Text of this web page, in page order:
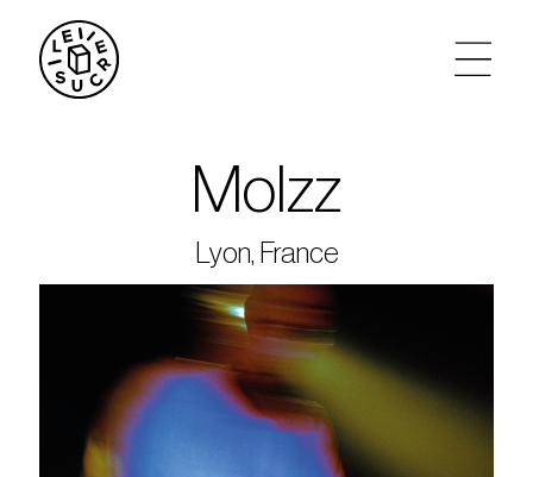
agenda
tickets
le sucre max
partenariats
Molzz
Lyon, France